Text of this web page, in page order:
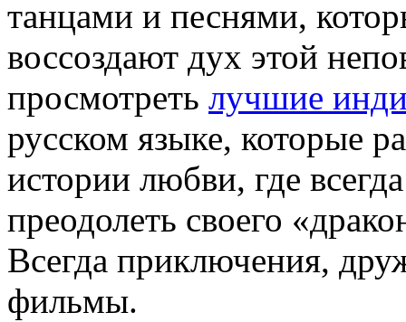
танцами и песнями,
воссоздают дух этой
просмотреть лучшие
русском языке, которые
истории любви, где
преодолеть своего
Всегда приключения,
фильмы.